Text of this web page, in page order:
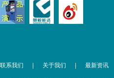
联系我们 关于我们 最新资讯